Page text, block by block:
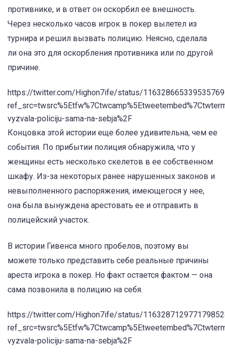
противнике, и в ответ он оскорбил ее внешность.
Через несколько часов игрок в покер вылетел из
турнира и решил вызвать полицию. Неясно, сделала
ли она это для оскорбления противника или по другой
причине.
https://twitter.com/Highon7ife/status/
vyzvala-policiju-sama-na-sebja%2F
Концовка этой истории еще более удивительна, чем ее
события. По прибытии полиция обнаружила, что у
женщины есть несколько скелетов в ее собственном
шкафу. Из-за некоторых ранее нарушенных законов и
невыполненного распоряжения, имеющегося у нее,
она была вынуждена арестовать ее и отправить в
полицейский участок.
В истории Гивенса много пробелов, поэтому вы
можете только представить себе реальные причины
ареста игрока в покер. Но факт остается фактом — она ​​
сама позвонила в полицию на себя.
https://twitter.com/Highon7ife/status/
vyzvala-policiju-sama-na-sebja%2F